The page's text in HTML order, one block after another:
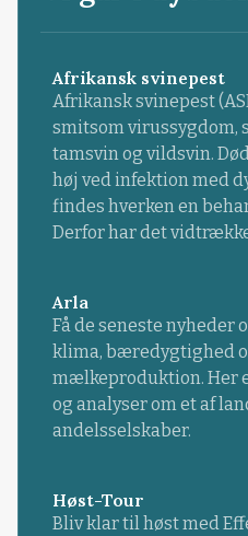
Afrikansk svinepest
Afrikansk svinepest
smitsom virussygdom,
tamsvin og vildsvin.
høj ved infektion med
findes hverken en
Derfor har det
Arla
Få de seneste nyheder
klima, bæredygtighed
mælkeproduktion. Her
og analyser om et af
andelsselskaber.
Høst-Tour
Bliv klar til høst med